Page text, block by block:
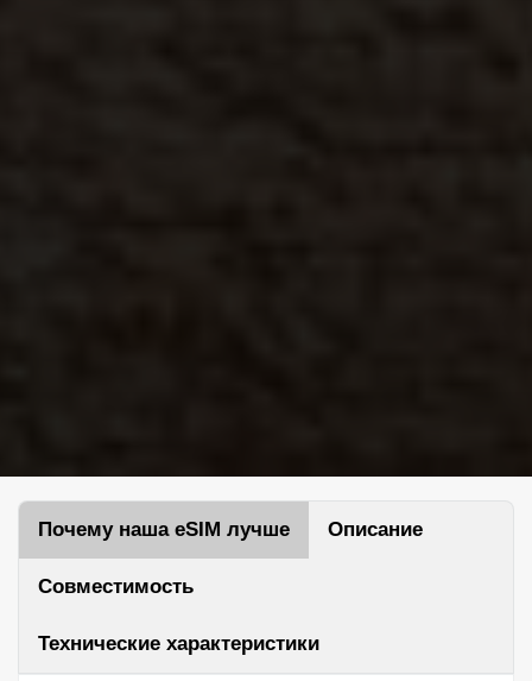
Почему наша eSIM лучше Описание
Совместимость
Технические характеристики